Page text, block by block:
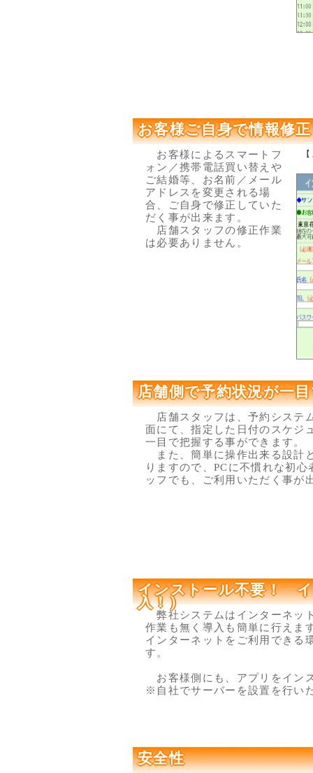
お客様ご自身で情報修正
お客様によるスマートフ
ォン／携帯電話買い替えや
ご結婚等、お名前／メール
アドレスを変更される場
合、ご自身で修正していた
だく事が出来ます。
店舗スタッフの修正作業
は必要ありません。
店舗側で予約状況が一
店舗スタッフは、予約システ
面にて、指定した日付のスケジ
一目で把握する事ができます。
また、簡単に操作出来る設計
りますので、PCに不慣れな初心
ッフでも、ご利用いただく事が
インストール不要！
入！）
弊社システムはインターネッ
作業も無く導入も簡単に行えま
インターネットをご利用できる
す。
お客様側にも、アプリをイン
※自社でサーバーを設置を行い
安全性